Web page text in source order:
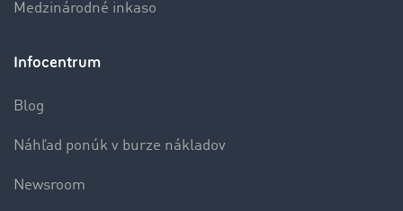
Medzinárodné inkaso
Infocentrum
Blog
Náhľad ponúk v burze nákladov
Newsroom